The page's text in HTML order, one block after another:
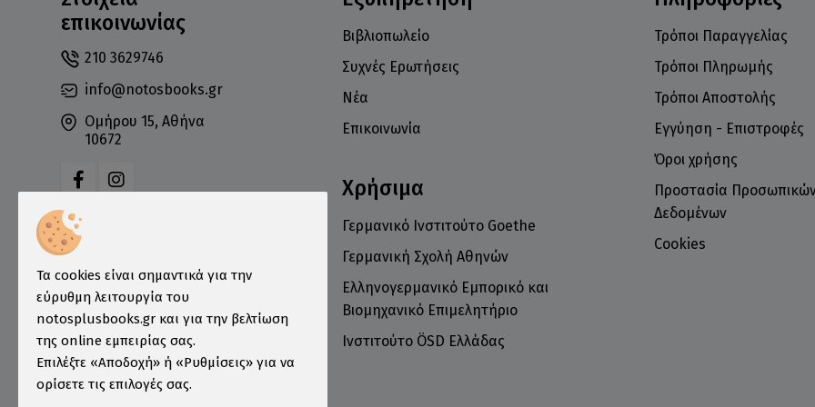
επικοινωνίας
210 3629746
info@notosbooks.gr
Ομήρου 15, Αθήνα
10672
Δευτέρα: 10:00-18:00
Τρίτη: 10:00-19:00
Τετάρτη: 10:00-18:00
Πέμπτη: 10:00-19:00
Παρασκευή: 10:00-19:00
Σάββατο: 10:00-16:00
Κυριακή: Κλειστά
Βιβλιοπωλείο
Συχνές Ερωτήσεις
Νέα
Επικοινωνία
Χρήσιμα
Γερμανικό Ινστιτούτο Goethe
Γερμανική Σχολή Αθηνών
Ελληνογερμανικό Εμπορικό και
Βιομηχανικό Επιμελητήριο
Ινστιτούτο ÖSD Ελλάδας
Τρόποι Παραγγελίας
Τρόποι Πληρωμής
Τρόποι Αποστολής
Εγγύηση - Επιστροφές
Όροι χρήσης
Προστασία
Δεδομένων
Cookies
Τα cookies είναι σημαντικά για την
εύρυθμη λειτουργία του
notosplusbooks.gr και για την βελτίωση
της online εμπειρίας σας.
Επιλέξτε «Αποδοχή» ή «Ρυθμίσεις» για να
ορίσετε τις επιλογές σας.